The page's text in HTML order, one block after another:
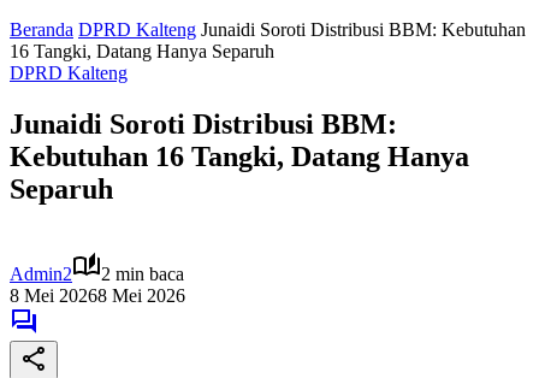
Beranda DPRD Kalteng Junaidi Soroti Distribusi BBM: Kebutuhan
16 Tangki, Datang Hanya Separuh
DPRD Kalteng
Junaidi Soroti Distribusi BBM:
Kebutuhan 16 Tangki, Datang Hanya
Separuh
Admin2
2 min baca
8 Mei 20268 Mei 2026